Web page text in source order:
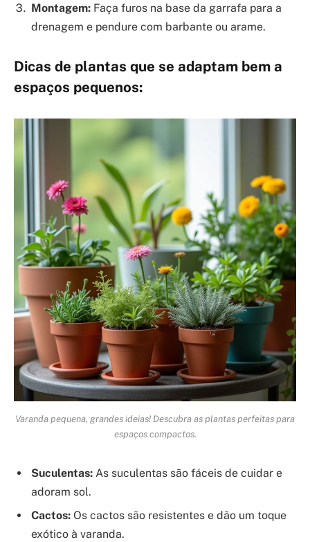
Montagem: Faça furos na base da garrafa para a
drenagem e pendure com barbante ou arame.
Dicas de plantas que se adaptam bem a
espaços pequenos:
Varanda pequena, grandes ideias! Descubra as plantas perfeitas para
espaços compactos.
Suculentas: As suculentas são fáceis de cuidar e
adoram sol.
Cactos: Os cactos são resistentes e dão um toque
exótico à varanda.